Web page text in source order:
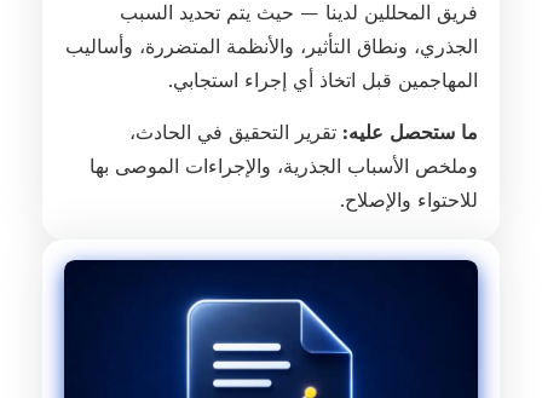
فريق المحللين لدينا — حيث يتم تحديد السبب
الجذري، ونطاق التأثير، والأنظمة المتضررة، وأساليب
المهاجمين قبل اتخاذ أي إجراء استجابي.
ما ستحصل عليه: تقرير التحقيق في الحادث،
وملخص الأسباب الجذرية، والإجراءات الموصى بها
للاحتواء والإصلاح.